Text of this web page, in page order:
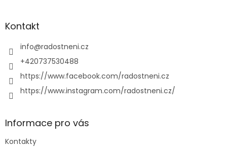
aKontakt
info@radostneni.cz
+420737530488
https://www.facebook.com/radostneni.cz
https://www.instagram.com/radostneni.cz/
Informace pro vás
Kontakty